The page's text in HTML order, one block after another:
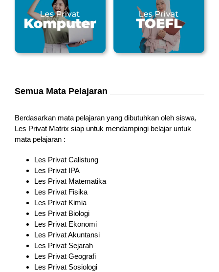
Semua Mata Pelajaran
Berdasarkan mata pelajaran yang dibutuhkan oleh siswa,
Les Privat Matrix siap untuk mendampingi belajar untuk
mata pelajaran :
Les Privat Calistung
Les Privat IPA
Les Privat Matematika
Les Privat Fisika
Les Privat Kimia
Les Privat Biologi
Les Privat Ekonomi
Les Privat Akuntansi
Les Privat Sejarah
Les Privat Geografi
Les Privat Sosiologi